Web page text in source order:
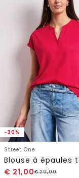
-30%
Street One
€ 21,00€29,99